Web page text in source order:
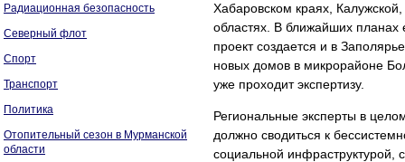
Радиационная безопасность
Северный флот
Спорт
Транспорт
Политика
Отопительный сезон в Мурманской
области
Хабаровском краях,
областях. В ближайших
проект создается и в
новых домов в микрорайоне
уже проходит экспертизу.
Региональные эксперты в
должно сводиться к
социальной